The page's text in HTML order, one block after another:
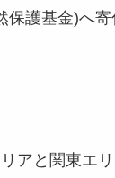
保護基金)へ寄
アと関東エ